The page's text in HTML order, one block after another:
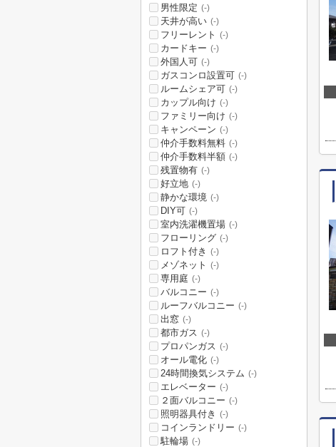
男性限定 (-)
天井が高い (-)
フリーレント (-)
カードキー (-)
外国人可 (-)
ガスコンロ設置可 (-)
ルームシェア可 (-)
カップル向け (-)
ファミリー向け (-)
キャンペーン (-)
仲介手数料無料 (-)
仲介手数料半額 (-)
残置物有 (-)
好立地 (-)
静かな環境 (-)
DIY可 (-)
室内洗濯機置場 (-)
フローリング (-)
ロフト付き (-)
メゾネット (-)
専用庭 (-)
バルコニー (-)
ルーフバルコニー (-)
出窓 (-)
都市ガス (-)
プロパンガス (-)
オール電化 (-)
24時間換気システム (-)
エレベーター (-)
２面バルコニー (-)
照明器具付き (-)
コインランドリー (-)
駐輪場 (-)